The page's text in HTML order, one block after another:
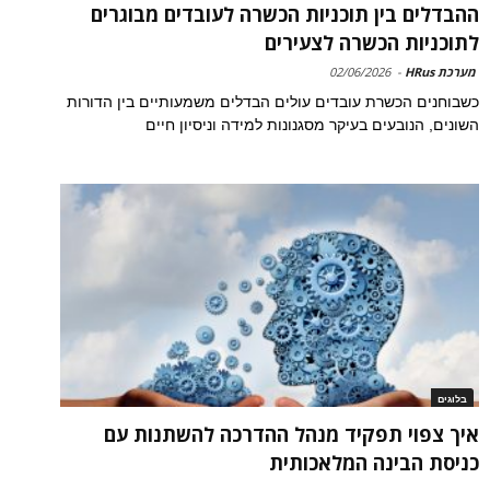
ההבדלים בין תוכניות הכשרה לעובדים מבוגרים
לתוכניות הכשרה לצעירים
מערכת HRus -
02/06/2026
כשבוחנים הכשרת עובדים עולים הבדלים משמעותיים בין הדורות
השונים, הנובעים בעיקר מסגנונות למידה וניסיון חיים
בלוגים
איך צפוי תפקיד מנהל ההדרכה להשתנות עם
כניסת הבינה המלאכותית